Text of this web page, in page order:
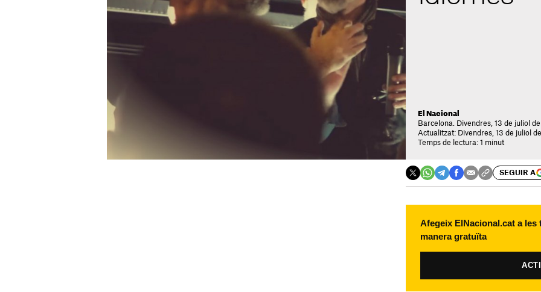
El Nacional
Barcelona. Divendres, 13 de juliol de
Actualitzat: Divendres, 13 de juliol
Temps de lectura: 1 minut
SEGUIR A
Afegeix ElNacional.cat a
manera gratuïta